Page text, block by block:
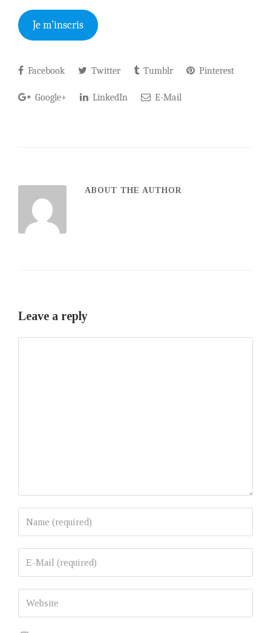
Je m’inscris
Facebook Twitter Tumblr Pinterest
Google+ LinkedIn E-Mail
ABOUT THE AUTHOR
Leave a reply